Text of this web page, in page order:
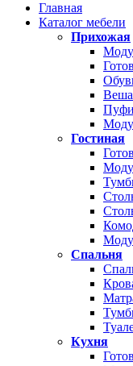
Главная
Каталог мебели
Прихожая
Гостиная
Спальня
Кухня